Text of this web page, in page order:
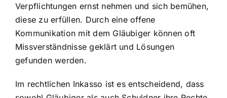
Verpflichtungen ernst nehmen und sich bemühen,
diese zu erfüllen. Durch eine offene
Kommunikation mit dem Gläubiger können oft
Missverständnisse geklärt und Lösungen
gefunden werden.
Im rechtlichen Inkasso ist es entscheidend, dass